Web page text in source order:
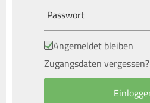
Angemeldet bleiben
Zugangsdaten vergessen?